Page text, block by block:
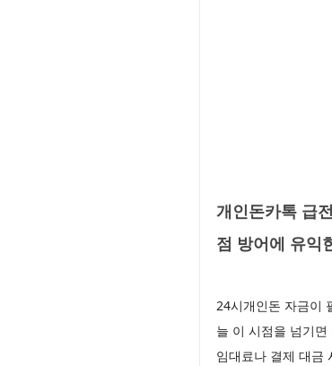
개인돈카톡 급
점 방어에 유익
24시개인돈 자금이
늘 이 시점을 넘기
임대료나 결제 대금